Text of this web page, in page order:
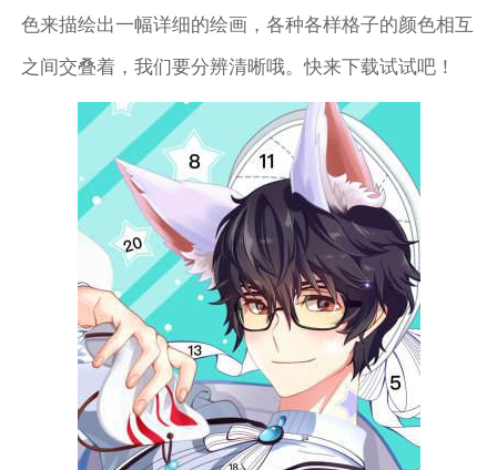
色来描绘出一幅详细的绘画，各种各样格子的颜色相互
之间交叠着，我们要分辨清晰哦。快来下载试试吧！